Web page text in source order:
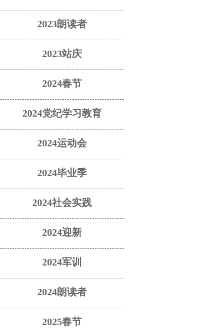
2023朗读者
2023站庆
2024春节
2024党纪学习教育
2024运动会
2024毕业季
2024社会实践
2024迎新
2024军训
2024朗读者
2025春节